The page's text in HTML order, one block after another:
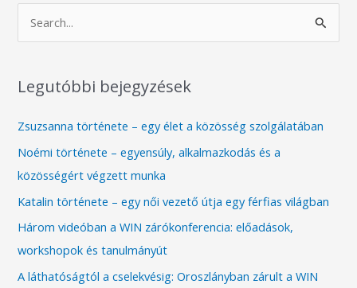
r
r
:
Legutóbbi bejegyzések
Zsuzsanna története – egy élet a közösség szolgálatában
Noémi története – egyensúly, alkalmazkodás és a
közösségért végzett munka
Katalin története – egy női vezető útja egy férfias világban
Három videóban a WIN zárókonferencia: előadások,
workshopok és tanulmányút
A láthatóságtól a cselekvésig: Oroszlányban zárult a WIN